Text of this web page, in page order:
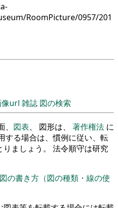
RoomPicture/0957/201
url 雑誌 図の検索
図表、 図形は、 著作権法 に
する場合は、慣例に従い、転
ましょう。 法令順守は研究
図の書き方（図の種類・線の使